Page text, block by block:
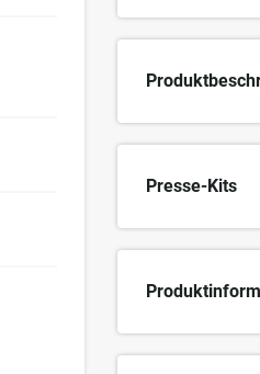
Presse-Kits